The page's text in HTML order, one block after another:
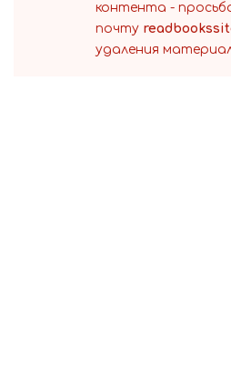
контента -
почту
удаления